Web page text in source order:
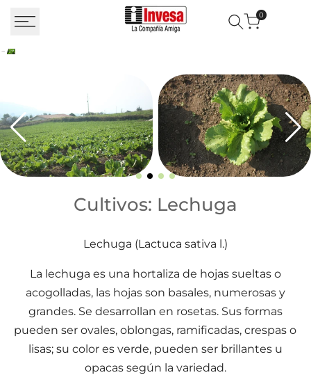
0
Cultivos: LechugaCultivos: Lechuga
Lechuga (Lactuca sativa l.)
La lechuga es una hortaliza de hojas sueltas o
acogolladas, las hojas son basales, numerosas y
grandes. Se desarrollan en rosetas. Sus formas
pueden ser ovales, oblongas, ramificadas, crespas o
lisas; su color es verde, pueden ser brillantes u
opacas según la variedad.